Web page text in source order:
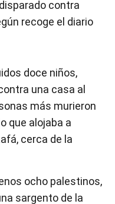
contra
recoge el diario
doce niños,
una casa al
más murieron
que alojaba a
cerca de la
ocho palestinos,
sargento de la